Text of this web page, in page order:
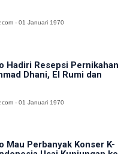
- 01 Januari 1970
Hadiri Resepsi Pernikahan
Dhani, El Rumi dan
- 01 Januari 1970
Mau Perbanyak Konser K-